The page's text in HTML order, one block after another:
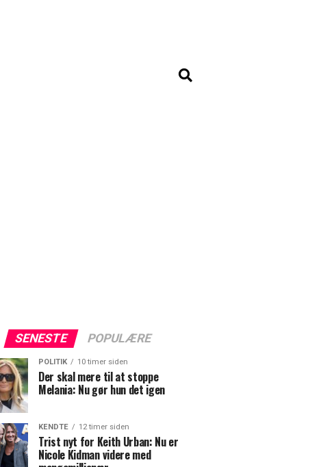
SENESTE POPULÆRE
POLITIK 10 timer siden
Der skal mere til at stoppe
Melania: Nu gør hun det igen
KENDTE 12 timer siden
Trist nyt for Keith Urban: Nu er
Nicole Kidman videre med